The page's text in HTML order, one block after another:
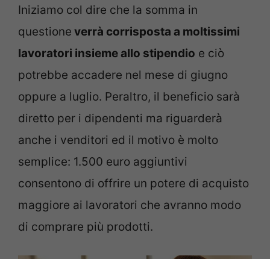
Iniziamo col dire che la somma in
questione verrà corrisposta a moltissimi
lavoratori insieme allo stipendio e ciò
potrebbe accadere nel mese di giugno
oppure a luglio. Peraltro, il beneficio sarà
diretto per i dipendenti ma riguarderà
anche i venditori ed il motivo è molto
semplice: 1.500 euro aggiuntivi
consentono di offrire un potere di acquisto
maggiore ai lavoratori che avranno modo
di comprare più prodotti.